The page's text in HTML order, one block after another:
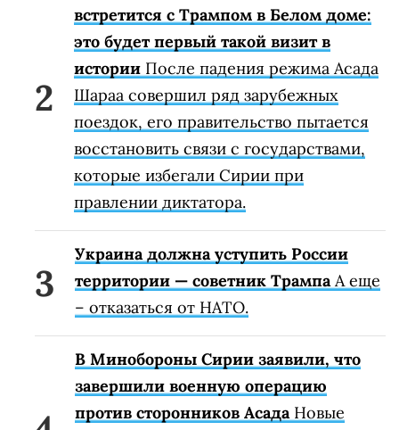
встретится с Трампом в Белом доме:
это будет первый такой визит в
истории После падения режима Асада
Шараа совершил ряд зарубежных
поездок, его правительство пытается
восстановить связи с государствами,
которые избегали Сирии при
правлении диктатора.
Украина должна уступить России
территории — советник ТрампаА еще
– отказаться от НАТО.
В Минобороны Сирии заявили, что
завершили военную операцию
против сторонников АсадаНовые